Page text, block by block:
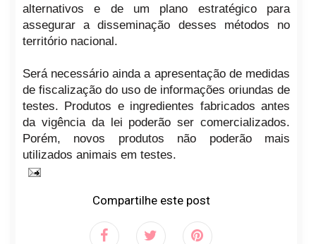
alternativos e de um plano estratégico para
assegurar a disseminação desses métodos no
território nacional.
Será necessário ainda a apresentação de medidas
de fiscalização do uso de informações oriundas de
testes. Produtos e ingredientes fabricados antes
da vigência da lei poderão ser comercializados.
Porém, novos produtos não poderão mais
utilizados animais em testes.
Compartilhe este post